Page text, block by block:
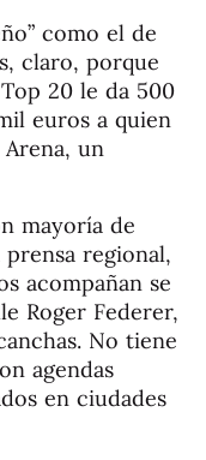
como el de
claro, porque
20 le da 500
euros a quien
un
mayoría de
regional,
acompañan se
Roger Federer,
No tiene
agendas
en ciudades